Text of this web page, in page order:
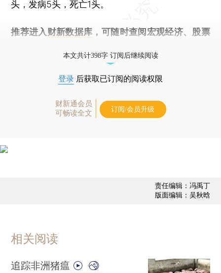
头，发病5头，死亡1头。
推荐进入 财新数据库 ，可随时查阅宏观经济、股票
本文共计398字 订阅后继续阅读
登录 后获取已订阅的阅读权限
财新通会员
可畅读全文
订阅/会员升级
责任编辑：冯禹丁
版面编辑：吴秋晗
相关阅读
追踪非洲猪瘟